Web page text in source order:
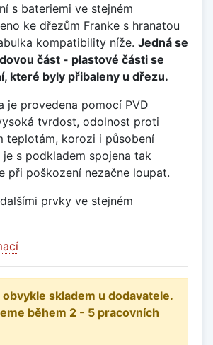
s bateriemi ve stejném
ke dřezům Franke s hranatou
kompatibility níže. Jedná se
část - plastové části se
které byly přibaleny u dřezu.
je provedena pomocí PVD
tvrdost, odolnost proti
teplotám, korozi i působení
je s podkladem spojena tak
při poškození nezačne loupat.
prvky ve stejném
skladem u dodavatele.
během 2 - 5 pracovních